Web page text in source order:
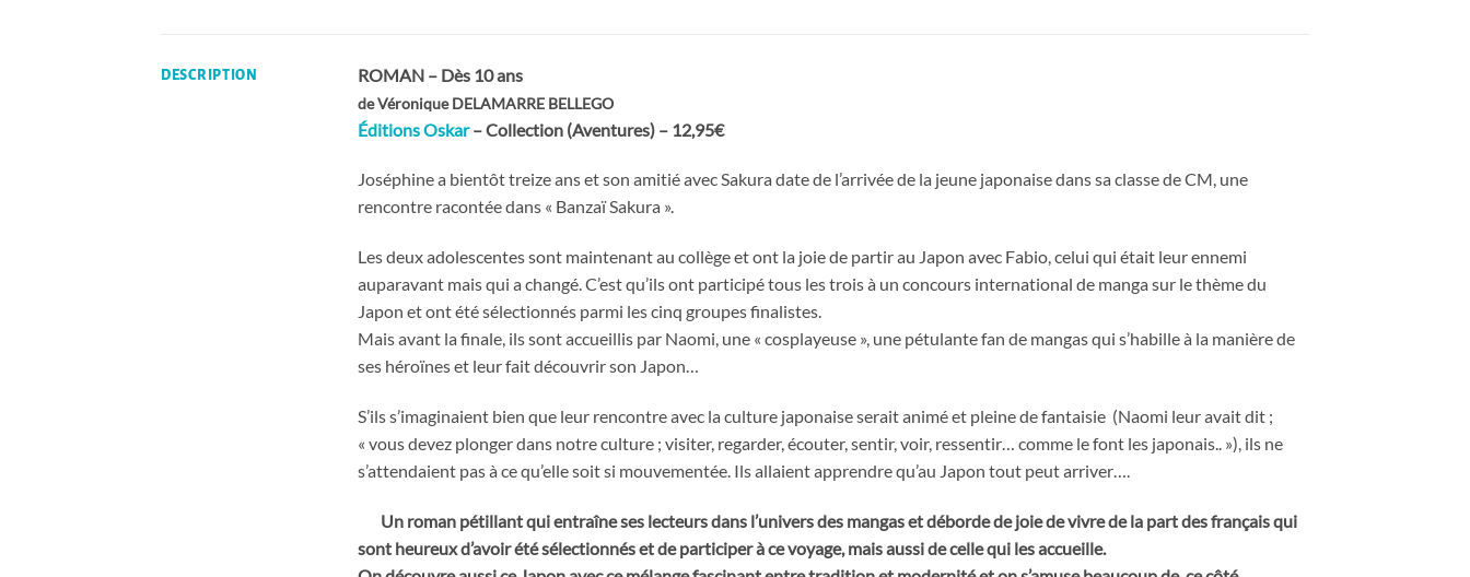
DESCRIPTION ROMAN – Dès 10 ans
de Véronique DELAMARRE BELLEGO
Éditions Oskar– Collection (Aventures) – 12,95€
Joséphine a bientôt treize ans et son amitié avec Sakura date de l’arrivée de la jeune japonaise dans sa classe de CM, une
rencontre racontée dans « Banzaï Sakura ».
Les deux adolescentes sont maintenant au collège et ont la joie de partir au Japon avec Fabio, celui qui était leur ennemi
auparavant mais qui a changé. C’est qu’ils ont participé tous les trois à un concours international de manga sur le thème du
Japon et ont été sélectionnés parmi les cinq groupes finalistes.
Mais avant la finale, ils sont accueillis par Naomi, une « cosplayeuse », une pétulante fan de mangas qui s’habille à la manière de
ses héroïnes et leur fait découvrir son Japon…
S’ils s’imaginaient bien que leur rencontre avec la culture japonaise serait animé et pleine de fantaisie (Naomi leur avait dit ;
« vous devez plonger dans notre culture ; visiter, regarder, écouter, sentir, voir, ressentir… comme le font les japonais.. »), ils ne
s’attendaient pas à ce qu’elle soit si mouvementée. Ils allaient apprendre qu’au Japon tout peut arriver….
Un roman pétillant qui entraîne ses lecteurs dans l’univers des mangas et déborde de joie de vivre de la part des français qui
sont heureux d’avoir été sélectionnés et de participer à ce voyage, mais aussi de celle qui les accueille.